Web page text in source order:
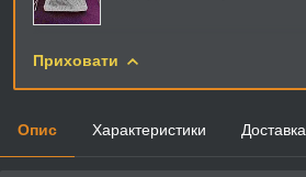
Приховати
Опис Характеристики Доставка